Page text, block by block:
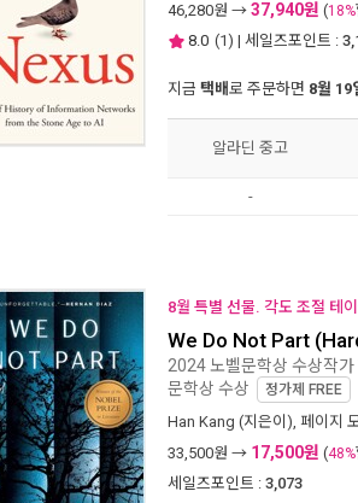
46,280원 → 37,940원 (18%
8.0 (1) | 세일즈포인트 :
지금 택배로 주문하면 8월 19
알라딘 중고
-
8월 특별 선물. 각도 조절 테
We Do Not Part
2024 노벨문학상 수상작
문학상 수상
정가제 FREE
Han Kang (지은이), 페이지
33,500원 → 17,500원 (48%
세일즈포인트 : 3,073